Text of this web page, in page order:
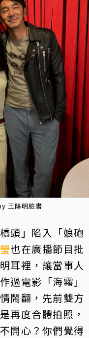
王陽明臉書
頭」陷入「娘砲
也在廣播節目批
耳裡，讓當事人
過電影「海霧」
鬧翻，先前雙方
再度合體拍照，
開心？你們覺得